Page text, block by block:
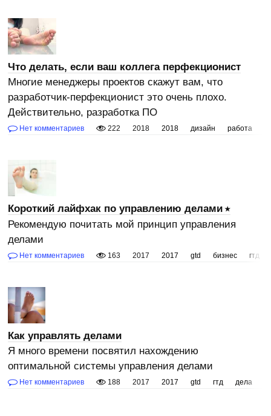
Что делать, если ваш коллега перфекционист
Многие менеджеры проектов скажут вам, что
разработчик-перфекционист это очень плохо.
Действительно, разработка ПО
Нет комментариев 222 2018 2018 дизайн работа
Короткий лайфхак по управлению делами
Рекомендую почитать мой принцип управления
делами
Нет комментариев 163 2017 2017 gtd бизнес гтд
Как управлять делами
Я много времени посвятил нахождению
оптимальной системы управления делами
Нет комментариев 188 2017 2017 gtd гтд дела